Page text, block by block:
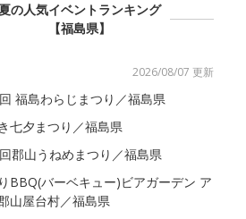
の人気イベントランキング
【福島県】
2026/08/07 更新
福島わらじまつり／福島県
七夕まつり／福島県
郡山うねめまつり／福島県
BBQ(バーベキュー)ビアガーデン ア
山屋台村／福島県